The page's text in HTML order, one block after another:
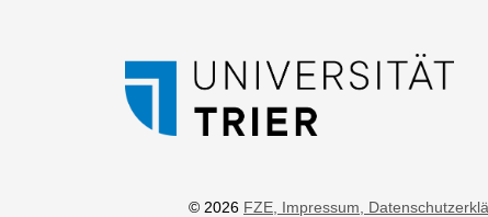
© 2026 FZE , Impressum ,